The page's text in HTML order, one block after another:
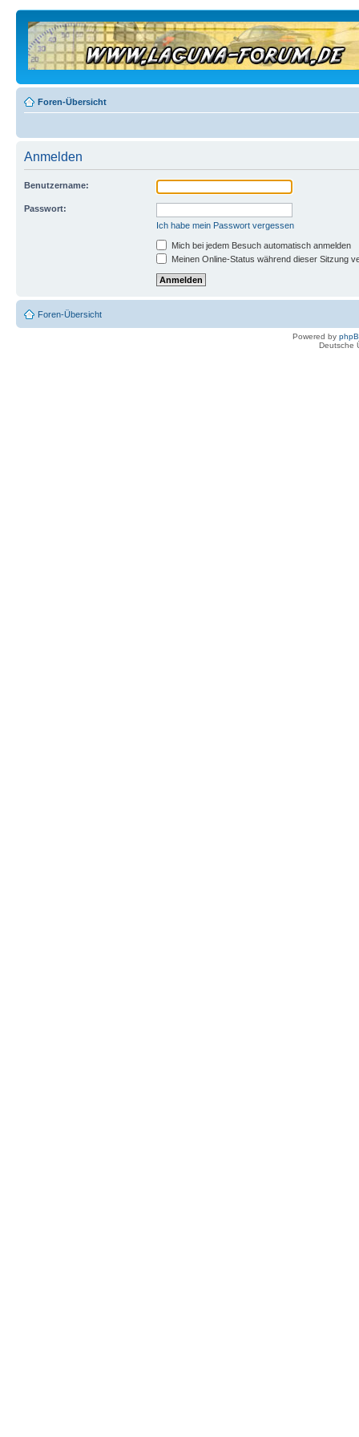
Foren-Übersicht
Anmelden
Benutzername:
Passwort:
Ich habe mein Passwort vergessen
Mich bei jedem Besuch automatisch anmelden
Meinen Online-Status während dieser Sitzung
Foren-Übersicht
Powered by
Deutsche